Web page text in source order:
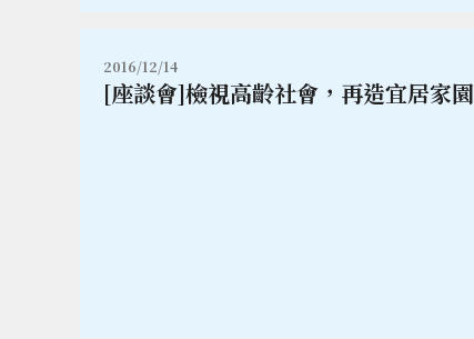
2016/12/14
[座談會]檢視高齡社會，再造宜居家園